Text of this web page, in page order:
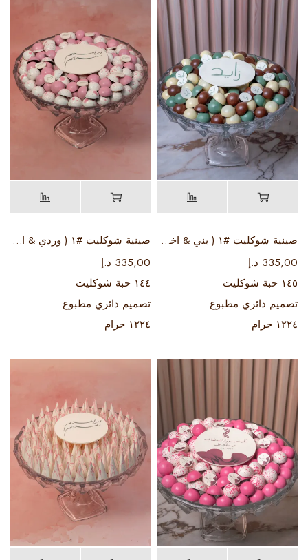
صينية شوكليت #١ ( بني & اخضر & ابيض )
335,00 د.إ
١٤٥ حبة شوكليت
تصميم دائري مطبوع
١٢٢٤ جرام
صينية شوكليت #١ ( وردي & ابيض )
335,00 د.إ
١٤٤ حبة شوكليت
تصميم دائري مطبوع
١٢٢٤ جرام